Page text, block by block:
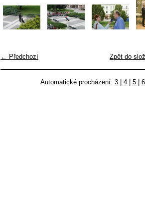
← Předchozí Zpět do
Automatické procházení: 3| 4| 5| 6